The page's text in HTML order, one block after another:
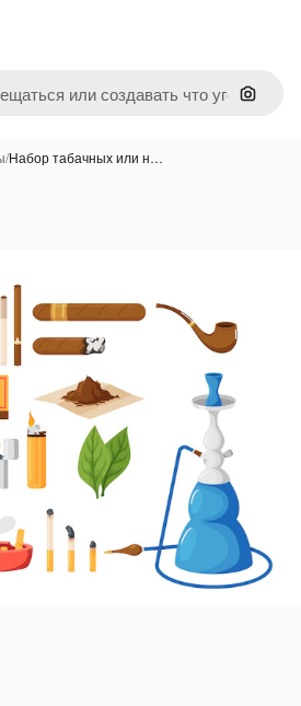
Поиск
/Набор табачных или н…